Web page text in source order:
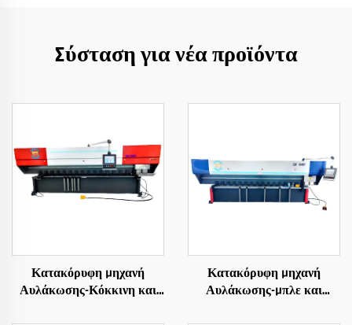
Σύσταση για νέα προϊόντα
Κατακόρυφη Μηχανή
Αυλάκωσης-Κόκκινη και
Κατακόρυφη Μηχανή
Αυλάκωσης-Μπλε και